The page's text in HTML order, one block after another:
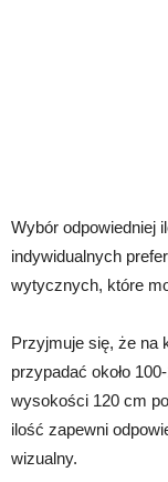
Wybór odpowiedniej
indywidualnych
wytycznych, które
Przyjmuje się, że na
przypadać około
wysokości 120 cm
ilość zapewni
wizualny.